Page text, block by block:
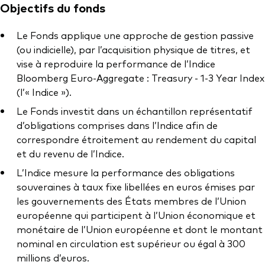
Objectifs du fonds
Le Fonds applique une approche de gestion passive
(ou indicielle), par l’acquisition physique de titres, et
vise à reproduire la performance de l’Indice
Bloomberg Euro-Aggregate : Treasury - 1-3 Year Index
(l’« Indice »).
Le Fonds investit dans un échantillon représentatif
d’obligations comprises dans l’Indice afin de
correspondre étroitement au rendement du capital
et du revenu de l’Indice.
L’Indice mesure la performance des obligations
souveraines à taux fixe libellées en euros émises par
les gouvernements des États membres de l’Union
européenne qui participent à l’Union économique et
monétaire de l’Union européenne et dont le montant
nominal en circulation est supérieur ou égal à 300
millions d’euros.